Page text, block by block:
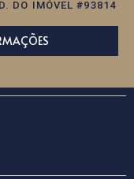
DO IMÓVEL #93814